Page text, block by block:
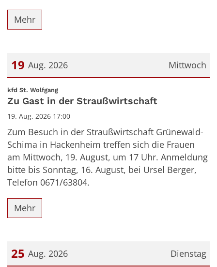
Mehr
Mittwoch
19 Aug. 2026
Datum: 19. August 2026
kfd St. Wolfgang:
Zu Gast in der Straußwirtschaft
19. Aug. 2026 17:00
Zum Besuch in der Straußwirtschaft Grünewald-
Schima in Hackenheim treffen sich die Frauen
am Mittwoch, 19. August, um 17 Uhr. Anmeldung
bitte bis Sonntag, 16. August, bei Ursel Berger,
Telefon 0671/63804.
Mehr
Dienstag
25 Aug. 2026